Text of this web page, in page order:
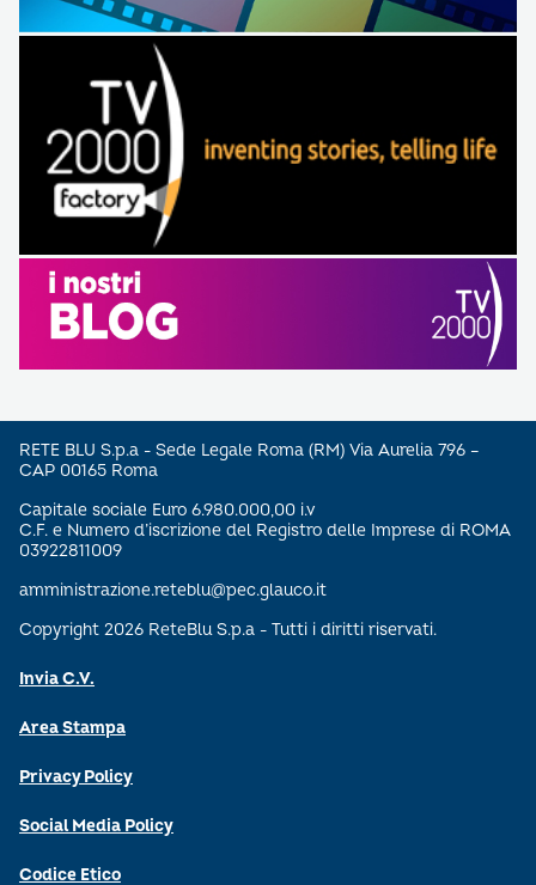
RETE BLU S.p.a - Sede Legale Roma (RM) Via Aurelia 796 –
CAP 00165 Roma
Capitale sociale Euro 6.980.000,00 i.v
C.F. e Numero d’iscrizione del Registro delle Imprese di ROMA
03922811009
amministrazione.reteblu@pec.glauco.it
Copyright 2026 ReteBlu S.p.a - Tutti i diritti riservati.
Invia C.V.
Area Stampa
Privacy Policy
Social Media Policy
Codice Etico